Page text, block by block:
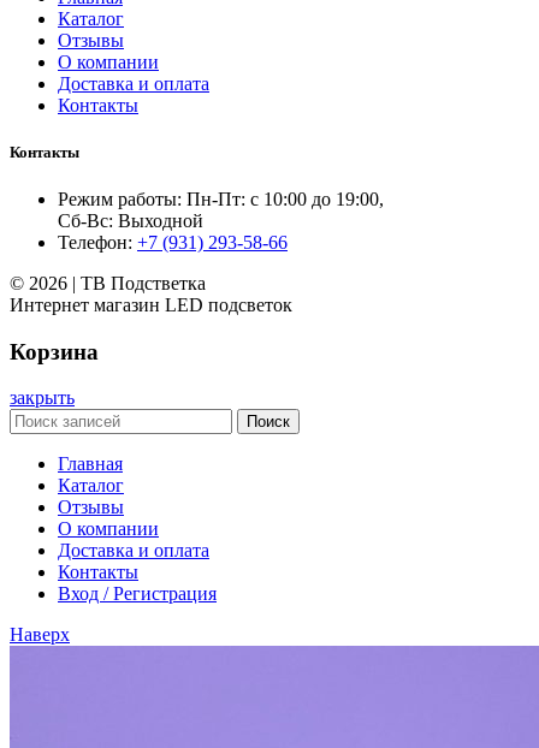
Каталог
Отзывы
О компании
Доставка и оплата
Контакты
Контакты
Режим работы: Пн-Пт: с 10:00 до 19:00,
Сб-Вс: Выходной
Телефон: +7 (931) 293-58-66
© 2026 | ТВ Подстветка
Интернет магазин LED подсветок
Корзина
закрыть
Поиск
Главная
Каталог
Отзывы
О компании
Доставка и оплата
Контакты
Вход / Регистрация
Наверх